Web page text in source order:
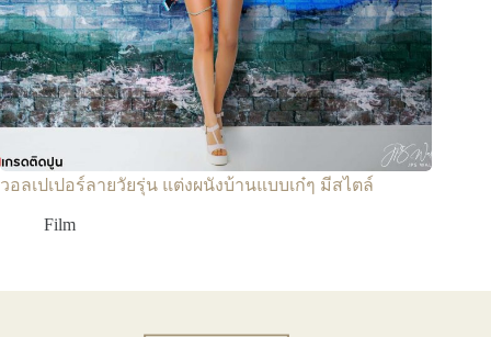
วอลเปเปอร์ลายวัยรุ่น แต่งผนังบ้านแบบเก๋ๆ มีสไตล์
Film